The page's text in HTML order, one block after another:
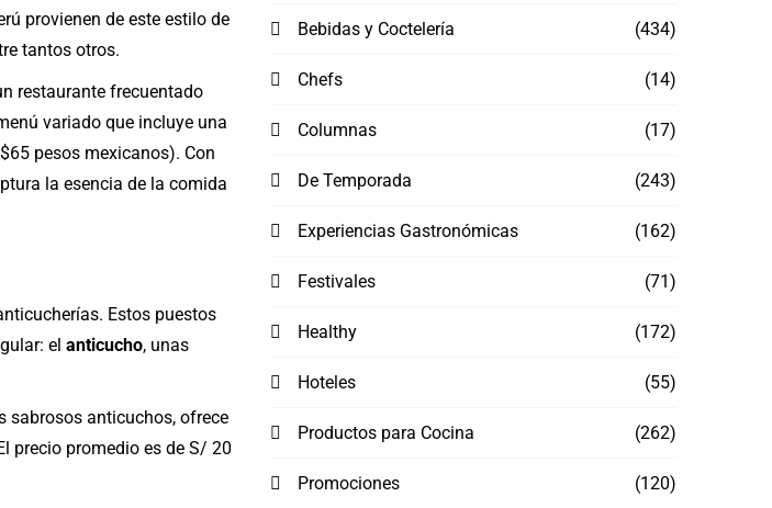
provienen de este estilo de
tantos otros.
restaurante frecuentado
variado que incluye una
pesos mexicanos). Con
la esencia de la comida
Estos puestos
el anticucho, unas
sabrosos anticuchos, ofrece
precio promedio es de S/ 20
Bebidas y Coctelería (434)
Chefs (14)
Columnas (17)
De Temporada (243)
Experiencias Gastronómicas (162)
Festivales (71)
Healthy (172)
Hoteles (55)
Productos para Cocina (262)
Promociones (120)